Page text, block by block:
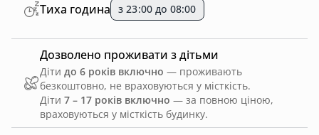
Дозволено проживати з дітьми
Діти до 6 років включно — проживають
безкоштовно, не враховуються у місткість.
Діти 7 – 17 років включно — за повною ціною,
враховуються у місткість будинку.
Тиха година з 23:00 до 08:00